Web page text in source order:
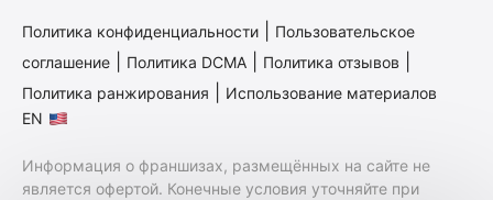
Политика конфиденциальности
Пользовательское
соглашение
Политика DCMA Политика отзывов
Политика ранжирования
Использование материалов
EN
Информация о франшизах, размещённых на сайте не
является офертой. Конечные условия уточняйте при